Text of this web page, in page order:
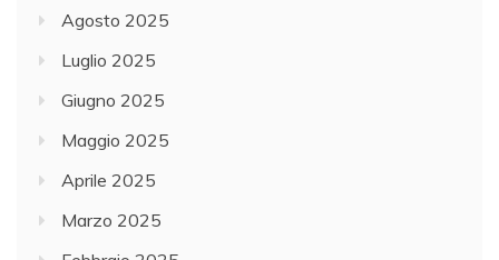
Agosto 2025
Luglio 2025
Giugno 2025
Maggio 2025
Aprile 2025
Marzo 2025